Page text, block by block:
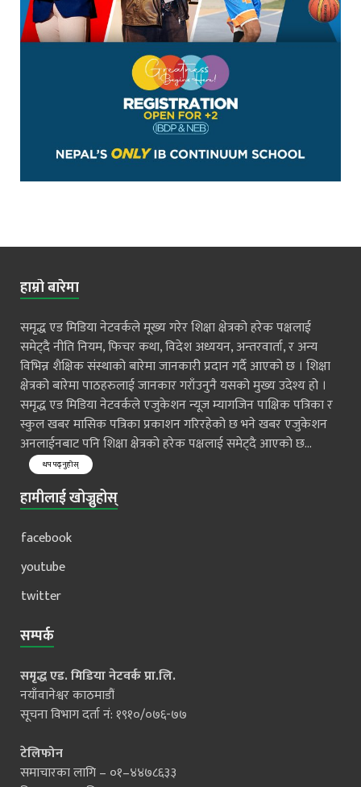
हाम्रो बारेमा
समृद्ध एड मिडिया नेटवर्कले मूख्य गरेर शिक्षा क्षेत्रको हरेक पक्षलाई
समेट्दै नीति नियम, फिचर कथा, विदेश अध्ययन, अन्तरवार्ता, र अन्य
विभिन्न शैक्षिक संस्थाको बारेमा जानकारी प्रदान गर्दै आएको छ । शिक्षा
क्षेत्रको बारेमा पाठहरुलाई जानकार गराँउनुनै यसको मुख्य उदेश्य हो ।
समृद्ध एड मिडिया नेटवर्कले एजुकेशन न्यूज म्यागजिन पाक्षिक पत्रिका र
स्कुल खबर मासिक पत्रिका प्रकाशन गरिरहेको छ भने खबर एजुकेशन
अनलाईनबाट पनि शिक्षा क्षेत्रको हरेक पक्षलाई समेट्दै आएको छ...
थप पढ्नुहोस्
हामीलाई खोज्नुहोस्
facebook
youtube
twitter
सम्पर्क
समृद्ध एड. मिडिया नेटवर्क प्रा.लि.
नयाँवानेश्वर काठमाडौं
सूचना विभाग दर्ता नं: १९१०/०७६-७७
टेलिफोन
समाचारका लागि – ०१–४४७८६३३